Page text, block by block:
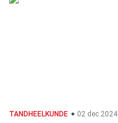
TANDHEELKUNDE 02 dec 2024